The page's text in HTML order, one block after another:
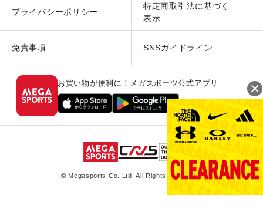
プライバシーポリシー
特定商取引法に基づく
表示
免責事項 SNSガイドライン
お買い物が便利に！メガスポーツ公式アプリ
© Megasports Co. Ltd. All Rights Reserved.